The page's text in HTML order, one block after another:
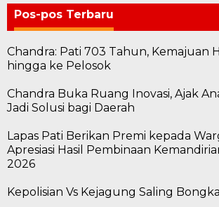
Pos-pos Terbaru
Chandra: Pati 703 Tahun, Kemajuan
hingga ke Pelosok
Chandra Buka Ruang Inovasi, Ajak
Jadi Solusi bagi Daerah
Lapas Pati Berikan Premi kepada
Apresiasi Hasil Pembinaan
2026
Kepolisian Vs Kejagung Saling